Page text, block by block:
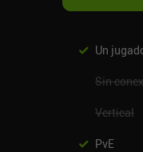
Un
Sin
Vertical
PvE